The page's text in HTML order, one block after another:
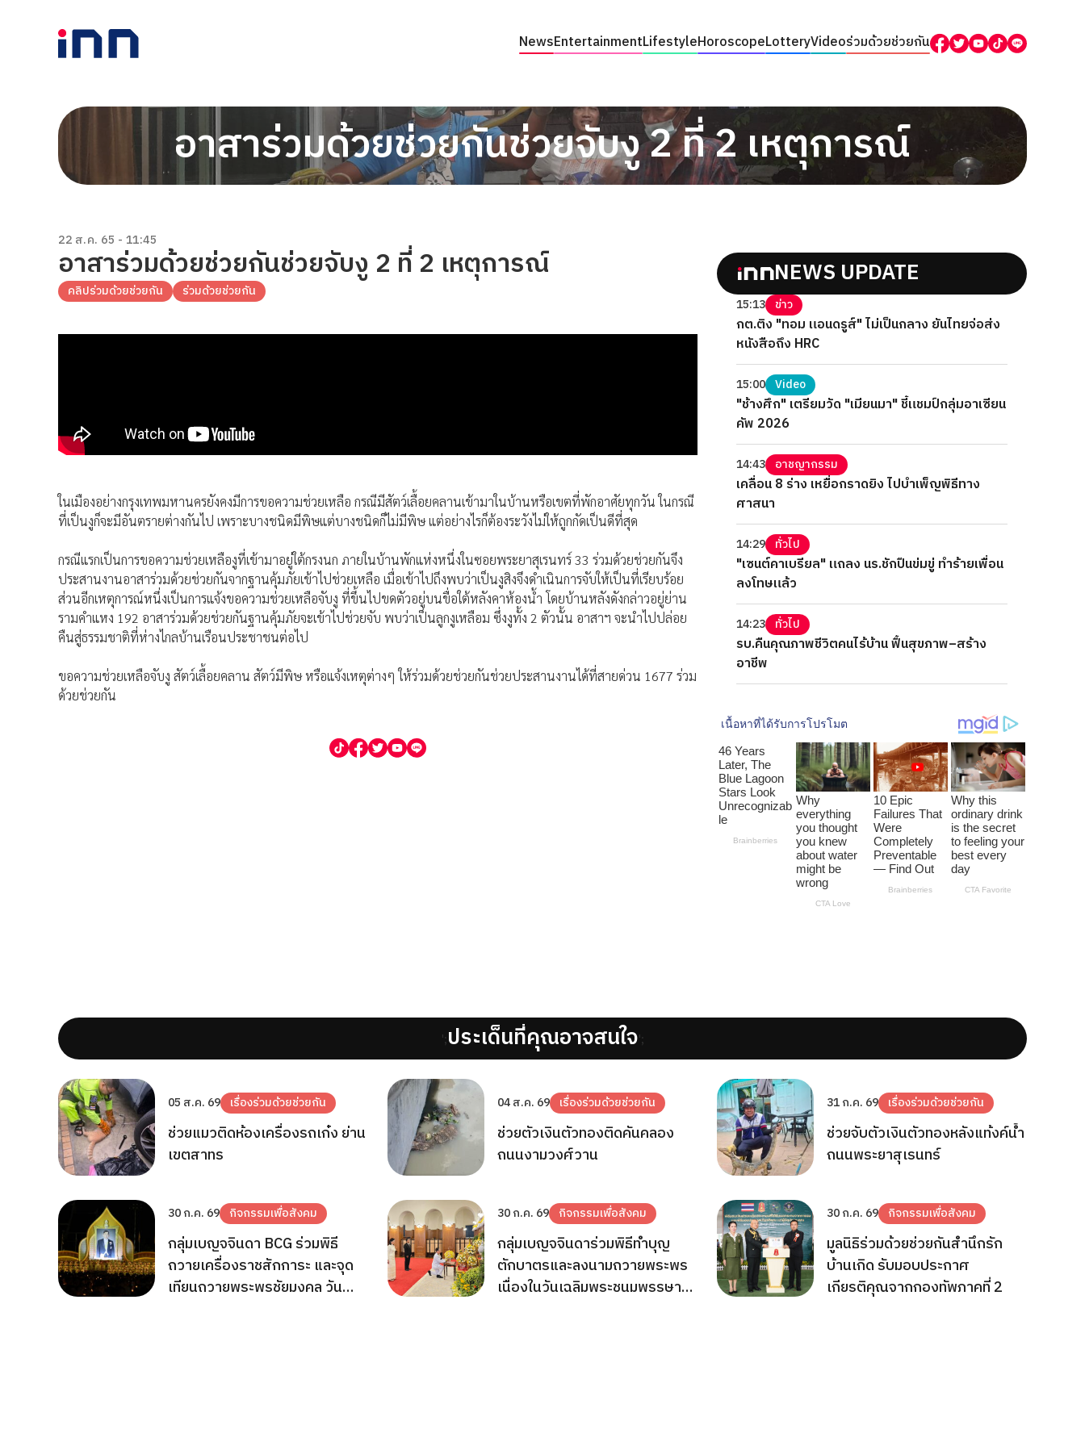
NewsEntertainmentLifestyleHoroscopeLotteryVideoร่วมด้วยช่วยกัน
อาสาร่วมด้วยช่วยกันช่วยจับงู 2 ที่ 2 เหตุการณ์
22 ส.ค. 65 - 11:45
อาสาร่วมด้วยช่วยกันช่วยจับงู 2 ที่ 2 เหตุการณ์
คลิปร่วมด้วยช่วยกัน ร่วมด้วยช่วยกัน
ในเมืองอย่างกรุงเทพมหานครยังคงมีการขอความช่วยเหลือ กรณีมีสัตว์เลื้อยคลานเข้ามาในบ้านหรือเขตที่พักอาศัยทุกวัน ในกรณี
ที่เป็นงูก็จะมีอันตรายต่างกันไป เพราะบางชนิดมีพิษแต่บางชนิดก็ไม่มีพิษ แต่อย่างไรก็ต้องระวังไม่ให้ถูกกัดเป็นดีที่สุด
กรณีแรกเป็นการขอความช่วยเหลืองูที่เข้ามาอยู่ใต้กรงนก ภายในบ้านพักแห่งหนึ่งในซอยพระยาสุเรนทร์ 33 ร่วมด้วยช่วยกันจึง
ประสานงานอาสาร่วมด้วยช่วยกันจากฐานคุ้มภัยเข้าไปช่วยเหลือ เมื่อเข้าไปถึงพบว่าเป็นงูสิงจึงดำเนินการจับให้เป็นที่เรียบร้อย
ส่วนอีกเหตุการณ์หนึ่งเป็นการแจ้งขอความช่วยเหลือจับงู ที่ขึ้นไปขดตัวอยู่บนขื่อใต้หลังคาห้องน้ำ โดยบ้านหลังดังกล่าวอยู่ย่าน
รามคำแหง 192 อาสาร่วมด้วยช่วยกันฐานคุ้มภัยจะเข้าไปช่วยจับ พบว่าเป็นลูกงูเหลือม ซึ่งงูทั้ง 2 ตัวนั้น อาสาฯ จะนำไปปล่อย
คืนสู่ธรรมชาติที่ห่างไกลบ้านเรือนประชาชนต่อไป
ขอความช่วยเหลือจับงู สัตว์เลื้อยคลาน สัตว์มีพิษ หรือแจ้งเหตุต่างๆ ให้ร่วมด้วยช่วยกันช่วยประสานงานได้ที่สายด่วน 1677 ร่วม
ด้วยช่วยกัน
NEWS UPDATE
15:13 ข่าว
กต.ติง "ทอม แอนดรูส์" ไม่เป็นกลาง ยันไทยจ่อส่ง
หนังสือถึง HRC
15:00 Video
"ช้างศึก" เตรียมวัด "เมียนมา" ชี้แชมป์กลุ่มอาเซียน
คัพ 2026
14:43 อาชญากรรม
เคลื่อน 8 ร่าง เหยื่อกราดยิง ไปบำเพ็ญพิธีทาง
ศาสนา
14:29 ทั่วไป
"เซนต์คาเบรียล" แถลง นร.ชักปืนข่มขู่ ทำร้ายเพื่อน
ลงโทษแล้ว
14:23 ทั่วไป
รบ.คืนคุณภาพชีวิตคนไร้บ้าน ฟื้นสุขภาพ–สร้าง
อาชีพ
';ประเด็นที่คุณอาจสนใจ';
05 ส.ค. 69 เรื่องร่วมด้วยช่วยกัน
ช่วยแมวติดห้องเครื่องรถเก๋ง ย่าน
เขตสาทร
04 ส.ค. 69 เรื่องร่วมด้วยช่วยกัน
ช่วยตัวเงินตัวทองติดคันคลอง
ถนนงามวงศ์วาน
31 ก.ค. 69 เรื่องร่วมด้วยช่วยกัน
ช่วยจับตัวเงินตัวทองหลังแท้งค์น้ำ
ถนนพระยาสุเรนทร์
30 ก.ค. 69 กิจกรรมเพื่อสังคม
กลุ่มเบญจจินดา BCG ร่วมพิธี
ถวายเครื่องราชสักการะ และจุด
เทียนถวายพระพรชัยมงคล วัน
30 ก.ค. 69 กิจกรรมเพื่อสังคม
กลุ่มเบญจจินดาร่วมพิธีทำบุญ
ตักบาตรและลงนามถวายพระพร
เนื่องในวันเฉลิมพระชนมพรรษา
30 ก.ค. 69 กิจกรรมเพื่อสังคม
มูลนิธิร่วมด้วยช่วยกันสำนึกรัก
บ้านเกิด รับมอบประกาศ
เกียรติคุณจากกองทัพภาคที่ 2